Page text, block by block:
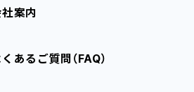
案内
くあるご質問（FAQ）